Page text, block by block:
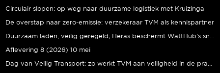
Circulair slopen: op weg naar duurzame logistiek met Kruizinga
De overstap naar zero-emissie: verzekeraar TVM als kennispartner
Aflevering 8 (2026) 10 mei